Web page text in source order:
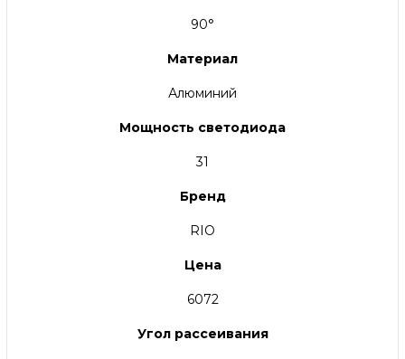
90°
Материал
Алюминий
Мощность светодиода
31
Бренд
RIO
Цена
6072
Угол рассеивания